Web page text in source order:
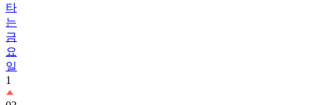
타
는
금
요
일
1